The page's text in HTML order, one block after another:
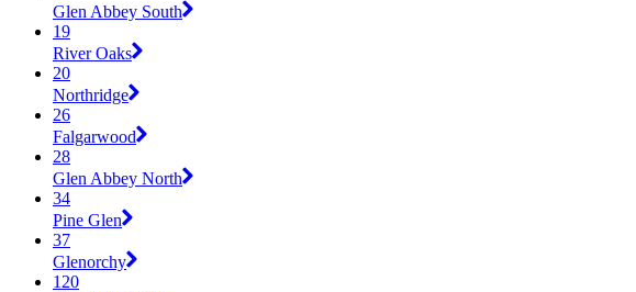
Glen Abbey South
19
River Oaks
20
Northridge
26
Falgarwood
28
Glen Abbey North
34
Pine Glen
37
Glenorchy
120